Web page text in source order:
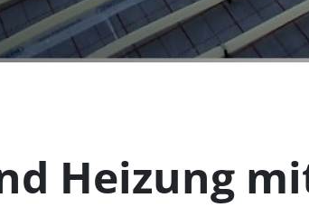
Heizung